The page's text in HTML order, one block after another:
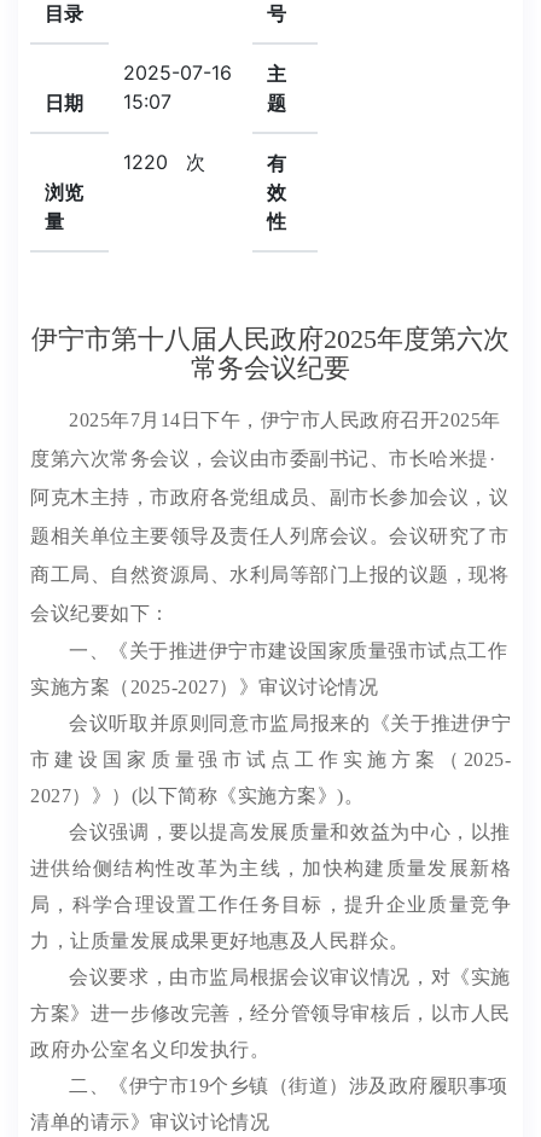
目录
号
日期
2025-07-16
15:07
主
题
浏览
量
1220 次
有
效
性
伊宁市第十八届人民政府2025年度第六次
常务会议纪要
2025年7月14日下午，伊宁市人民政府召开2025年
度第六次常务会议，会议由市委副书记、市长哈米提·
阿克木主持，市政府各党组成员、副市长参加会议，议
题相关单位主要领导及责任人列席会议。会议研究了市
商工局、自然资源局、水利局等部门上报的议题 ，现将
会议纪要如下：
一、
《关于推进伊宁市建设国家质量强市试点工作
实施方案（ 2025-2027）》 审议讨论情况
会议听取并原则同意市监局报来的 《关于推进伊宁
市建设国家质量强市试点工作实施方案（ 2025-
2027）》） (以下简称《实施方案》 )。
会议强调，要以提高发展质量和效益为中心，以推
进供给侧结构性改革为主线，加快构建质量发展新格
局，科学合理设置工作任务目标，提升企业质量竞争
力，让质量发展成果更好地惠及人民群众。
会议要求，由市监局根据会议审议情况，对《实施
方案》进一步修改完善，经分管领导审核后，以市人民
政府办公室名义印发执行。
二、《伊宁市19个乡镇（街道）涉及政府履职事项
清单的请示》审议讨论情况